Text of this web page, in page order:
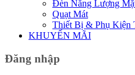
Đèn Năng Lượng
Quạt Mát
Thiết Bị & Phụ Kiện
KHUYẾN MÃI
Đăng nhập